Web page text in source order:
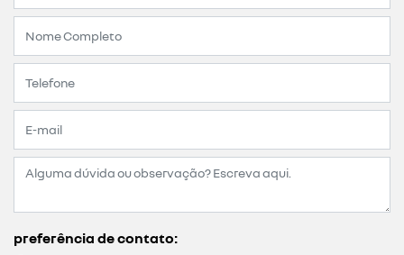
preferência de contato: